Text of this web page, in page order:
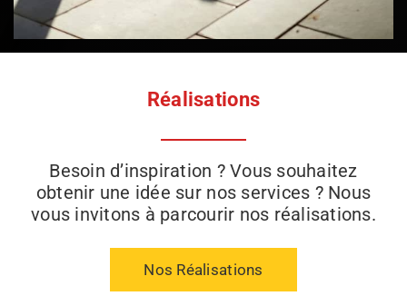
Réalisations
Besoin d’inspiration ? Vous souhaitez
obtenir une idée sur nos services ? Nous
vous invitons à parcourir nos réalisations.
Nos Réalisations